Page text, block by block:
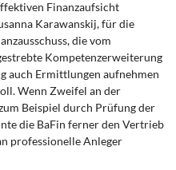
Finanzaufsicht
Karawanskij, für die
die vom
Kompetenzerweiterung
auch Ermittlungen aufnehmen
Wenn Zweifel an der
Beispiel durch Prüfung der
die BaFin ferner den Vertrieb
professionelle Anleger